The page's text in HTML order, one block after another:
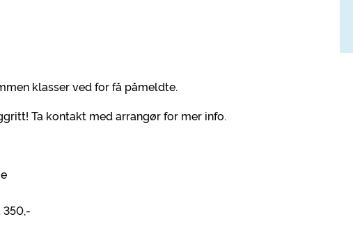
klasser ved for få påmeldte.
Ta kontakt med arrangør for mer info.
350,-